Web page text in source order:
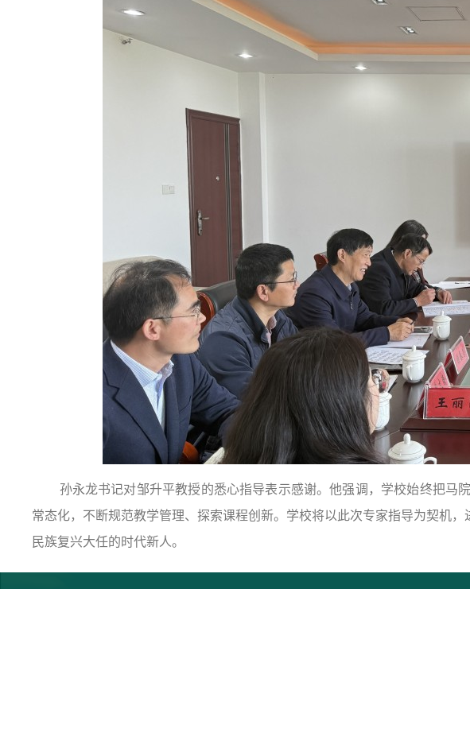
孙永龙书记对邹升平教授的悉心指导表示感谢。他强调，学校始终把马
常态化，不断规范教学管理、探索课程创新。学校将以此次专家指导为契机
民族复兴大任的时代新人。